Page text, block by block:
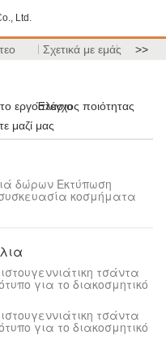
Ltd.
Σχετικά με εμάς >>
εργοστάσιο
Έλεγχος ποιότητας
μαζί μας
δώρων Εκτύπωση
κοσμήματα
τσάντα
για το διακοσμητικό
τσάντα
για το διακοσμητικό